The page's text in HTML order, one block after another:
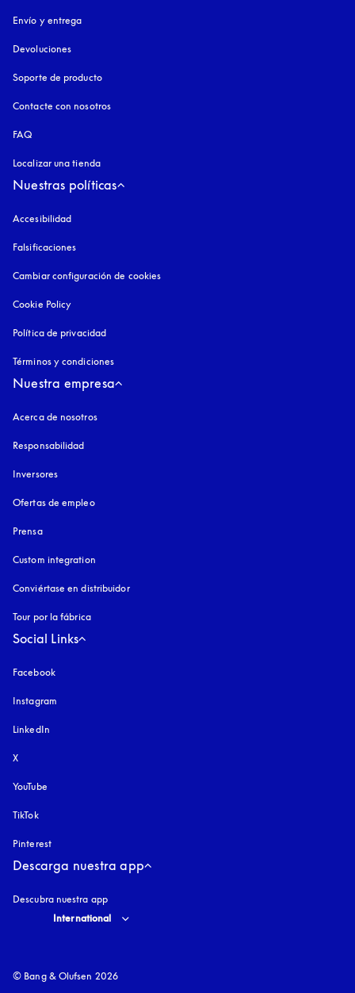
Envío y entrega
Devoluciones
Soporte de producto
Contacte con nosotros
FAQ
Localizar una tienda
Nuestras políticas
Accesibilidad
Falsificaciones
Cambiar configuración de cookies
Cookie Policy
Política de privacidad
Términos y condiciones
Nuestra empresa
Acerca de nosotros
Responsabilidad
Inversores
Ofertas de empleo
Prensa
Custom integration
Conviértase en distribuidor
Tour por la fábrica
Social Links
Facebook
Instagram
LinkedIn
X
YouTube
TikTok
Pinterest
Descarga nuestra app
Descubra nuestra app
Select country and language
International
© Bang & Olufsen 2026